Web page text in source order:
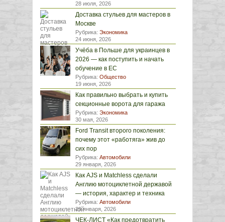
28 июля, 2026
Доставка стульев для мастеров в
Москве
Рубрика: Экономика
24 июня, 2026
Учёба в Польше для украинцев в
2026 — как поступить и начать
обучение в ЕС
Рубрика: Общество
19 июня, 2026
Как правильно выбрать и купить
секционные ворота для гаража
Рубрика: Экономика
30 мая, 2026
Ford Transit второго поколения:
почему этот «работяга» жив до
сих пор
Рубрика: Автомобили
29 января, 2026
Как AJS и Matchless сделали
Англию мотоциклетной державой
— история, характер и техника
Рубрика: Автомобили
29 января, 2026
ЧЕК-ЛИСТ «Как предотвратить